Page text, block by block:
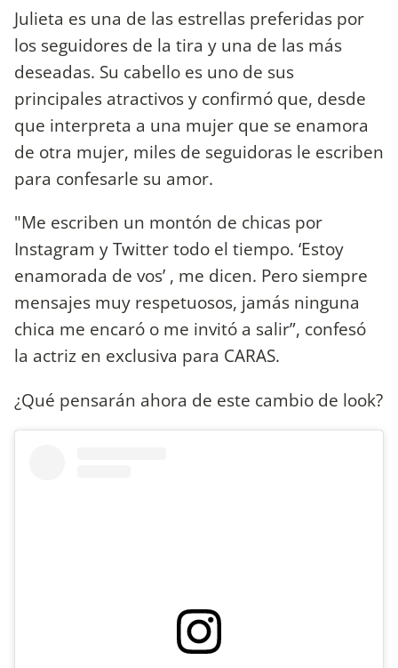
Julieta es una de las estrellas preferidas por
los seguidores de la tira y una de las más
deseadas. Su cabello es uno de sus
principales atractivos y confirmó que, desde
que interpreta a una mujer que se enamora
de otra mujer, miles de seguidoras le escriben
para confesarle su amor.
"Me escriben un montón de chicas por
Instagram y Twitter todo el tiempo. ‘Estoy
enamorada de vos’ , me dicen. Pero siempre
mensajes muy respetuosos, jamás ninguna
chica me encaró o me invitó a salir”, confesó
la actriz en exclusiva para CARAS.
¿Qué pensarán ahora de este cambio de look?